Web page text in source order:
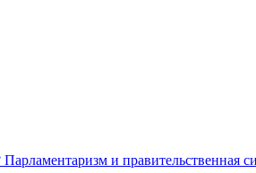
Парламентаризм и правительственная